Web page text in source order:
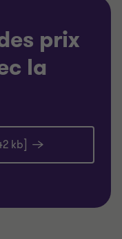
prix
la
kb]